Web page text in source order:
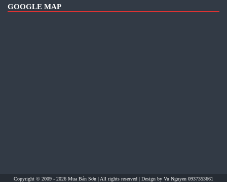
GOOGLE MAP
Copyright © 2009 - 2026 Mua Bán Sơn | All rights reserved | Design by Vu Nguyen 0937353661